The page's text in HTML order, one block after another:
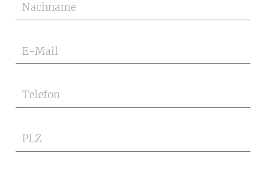
Nachname
E-Mail
Telefon
PLZ